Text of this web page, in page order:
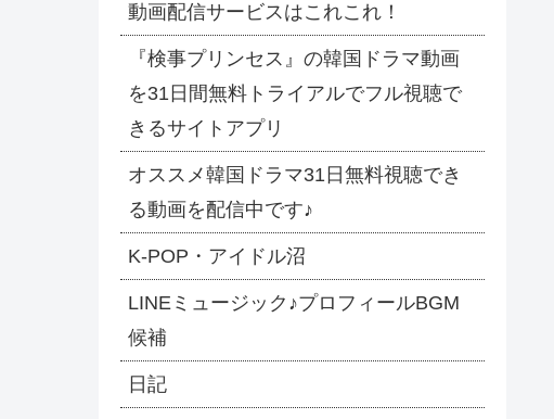
動画配信サービスはこれこれ！
『検事プリンセス』の韓国ドラマ動画
を31日間無料トライアルでフル視聴で
きるサイトアプリ
オススメ韓国ドラマ31日無料視聴でき
る動画を配信中です♪
​K-POP・アイドル沼
LINEミュージック♪プロフィールBGM
候補
日記